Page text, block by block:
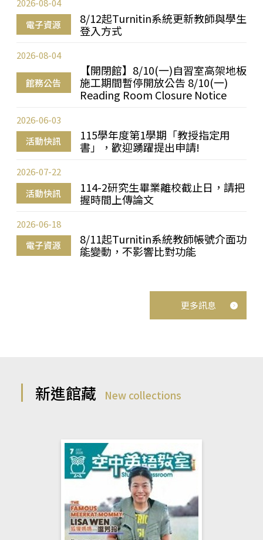
電子資源
8/12起Turnitin系統更新教師與學生
登入方式
2026-08-04
館務公告
【開閉館】8/10(一)自習室高架地板
施工期間暫停開放公告 8/10(一)
Reading Room Closure Notice
2026-08-04
活動快訊
115學年度第1學期「教授指定用
書」，歡迎踴躍提出申請!
2026-06-03
活動快訊
114-2研究生畢業離校截止日，請把
握時間上傳論文
2026-07-22
電子資源
8/11起Turnitin系統教師帳號介面功
能變動，不影響比對功能
2026-06-18
更多訊息
新進館藏 New collections